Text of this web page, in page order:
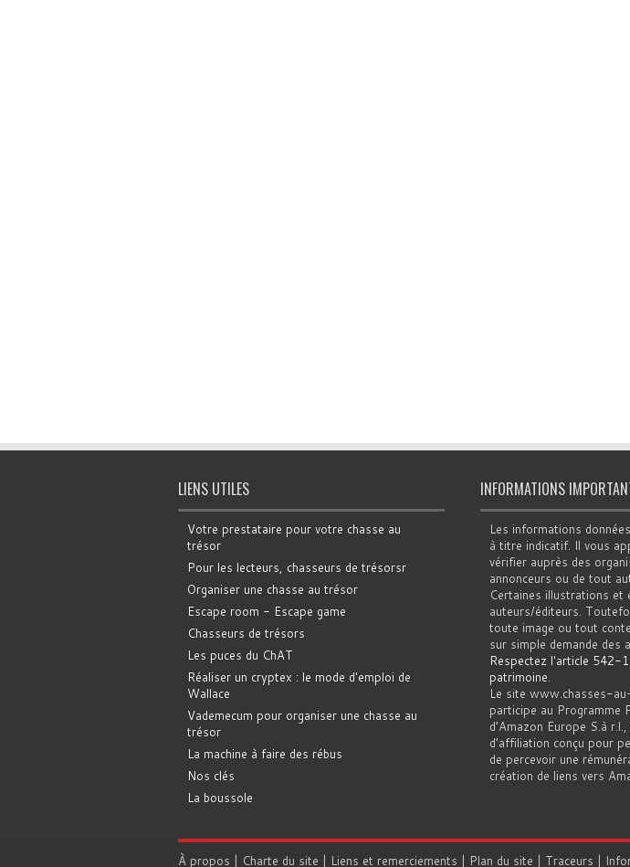
LIENS UTILES
Votre prestataire pour votre chasse au
trésor
Pour les lecteurs, chasseurs de trésorsr
Organiser une chasse au trésor
Escape room - Escape game
Chasseurs de trésors
Les puces du ChAT
Réaliser un cryptex : le mode d'emploi de
Wallace
Vademecum pour organiser une chasse au
trésor
La machine à faire des rébus
Nos clés
La boussole
INFORMATIONS
Les informations
à titre indicatif. Il vous
vérifier auprès des
annonceurs ou de tout
Certaines illustrations
auteurs/éditeurs.
toute image ou tout
sur simple demande des
Respectez l'article 542-1
patrimoine.
Le site www.chasses-
participe au Programme
d’Amazon Europe S.à
d’affiliation conçu pour
de percevoir une
création de liens vers
À propos | Charte du site | Liens et remerciements | Plan du site | Traceurs |